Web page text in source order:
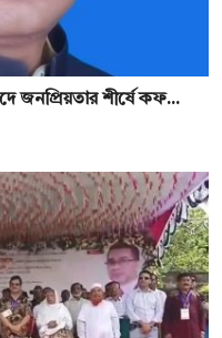
জনপ্রিয়তার শীর্ষে কফ...